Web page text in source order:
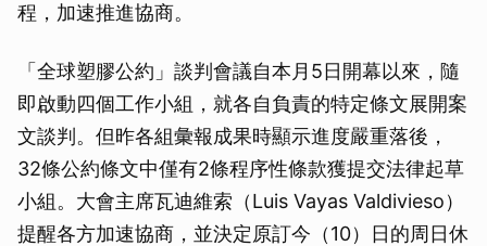
程，加速推進協商。
「全球塑膠公約」談判會議自本月5日開幕以來，隨
即啟動四個工作小組，就各自負責的特定條文展開案
文談判。但昨各組彙報成果時顯示進度嚴重落後，
32條公約條文中僅有2條程序性條款獲提交法律起草
小組。大會主席瓦迪維索（Luis Vayas Valdivieso）
提醒各方加速協商，並決定原訂今（10）日的周日休